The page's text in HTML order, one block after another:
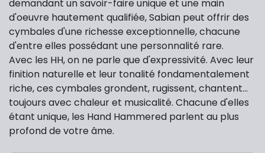
demandant un savoir-faire unique et une main
d'oeuvre hautement qualifiée, Sabian peut offrir des
cymbales d'une richesse exceptionnelle, chacune
d'entre elles possédant une personnalité rare.
Avec les HH, on ne parle que d'expressivité. Avec leur
finition naturelle et leur tonalité fondamentalement
riche, ces cymbales grondent, rugissent, chantent...
toujours avec chaleur et musicalité. Chacune d'elles
étant unique, les Hand Hammered parlent au plus
profond de votre âme.